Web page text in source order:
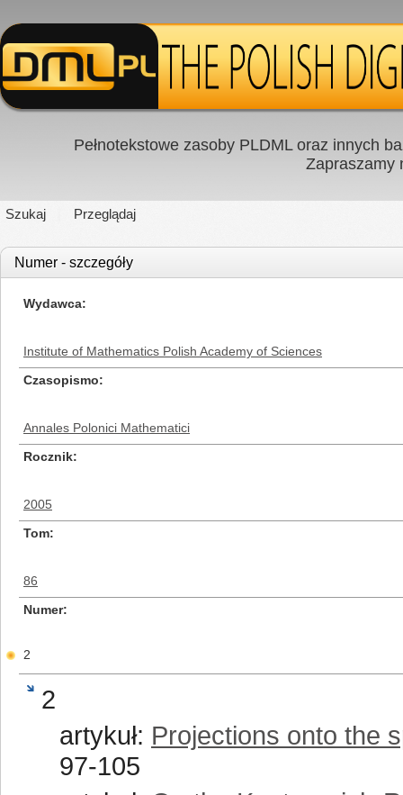
Pełnotekstowe zasoby PLDML oraz innych
Zapraszamy
Szukaj Przeglądaj
Numer - szczegóły
Wydawca
Institute of Mathematics Polish Academy of Sciences
Czasopismo
Annales Polonici Mathematici
Rocznik
2005
Tom
86
Numer
2
2
artykuł: Projections onto the
97-105